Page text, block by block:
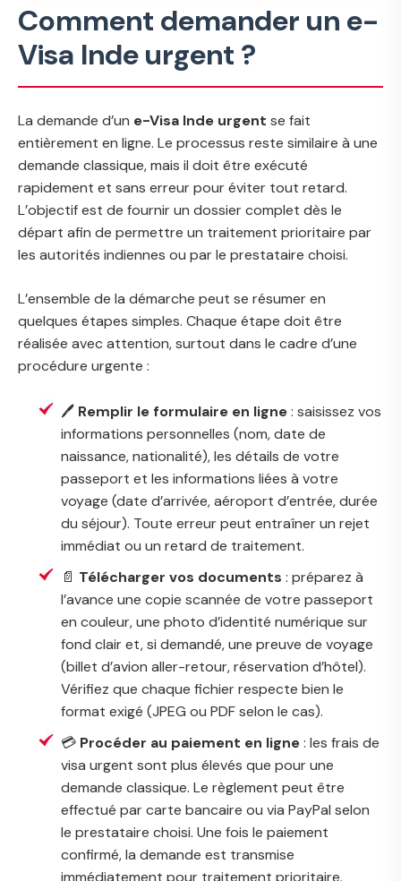
Comment demander un e-
Visa Inde urgent ?
La demande d’un e-Visa Inde urgent se fait
entièrement en ligne. Le processus reste similaire à une
demande classique, mais il doit être exécuté
rapidement et sans erreur pour éviter tout retard.
L’objectif est de fournir un dossier complet dès le
départ afin de permettre un traitement prioritaire par
les autorités indiennes ou par le prestataire choisi.
L’ensemble de la démarche peut se résumer en
quelques étapes simples. Chaque étape doit être
réalisée avec attention, surtout dans le cadre d’une
procédure urgente :
🖊️ Remplir le formulaire en ligne: saisissez vos
informations personnelles (nom, date de
naissance, nationalité), les détails de votre
passeport et les informations liées à votre
voyage (date d’arrivée, aéroport d’entrée, durée
du séjour). Toute erreur peut entraîner un rejet
immédiat ou un retard de traitement.
📄 Télécharger vos documents : préparez à
l’avance une copie scannée de votre passeport
en couleur, une photo d’identité numérique sur
fond clair et, si demandé, une preuve de voyage
(billet d’avion aller-retour, réservation d’hôtel).
Vérifiez que chaque fichier respecte bien le
format exigé (JPEG ou PDF selon le cas).
💳 Procéder au paiement en ligne: les frais de
visa urgent sont plus élevés que pour une
demande classique. Le règlement peut être
effectué par carte bancaire ou via PayPal selon
le prestataire choisi. Une fois le paiement
confirmé, la demande est transmise
immédiatement pour traitement prioritaire.